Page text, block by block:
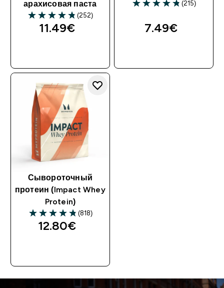
арахисовая паста
(252)
11.49€‎
(215)
7.49€‎
Сывороточный
протеин (Impact Whey
Protein)
(818)
12.80€‎